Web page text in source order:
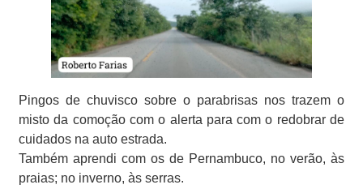
Pingos de chuvisco sobre o parabrisas nos trazem o
misto da comoção com o alerta para com o redobrar de
cuidados na auto estrada.
Também aprendi com os de Pernambuco, no verão, às
praias; no inverno, às serras.